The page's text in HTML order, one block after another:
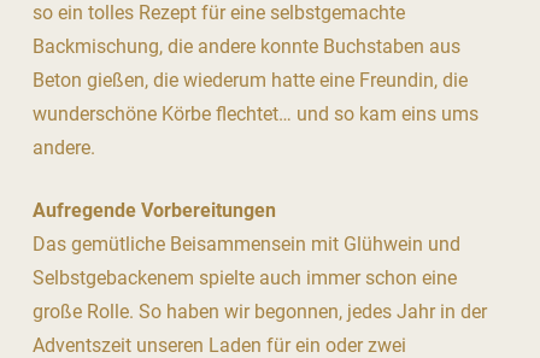
so ein tolles Rezept für eine selbstgemachte
Backmischung, die andere konnte Buchstaben aus
Beton gießen, die wiederum hatte eine Freundin, die
wunderschöne Körbe flechtet… und so kam eins ums
andere.
Aufregende Vorbereitungen
Das gemütliche Beisammensein mit Glühwein und
Selbstgebackenem spielte auch immer schon eine
große Rolle. So haben wir begonnen, jedes Jahr in der
Adventszeit unseren Laden für ein oder zwei